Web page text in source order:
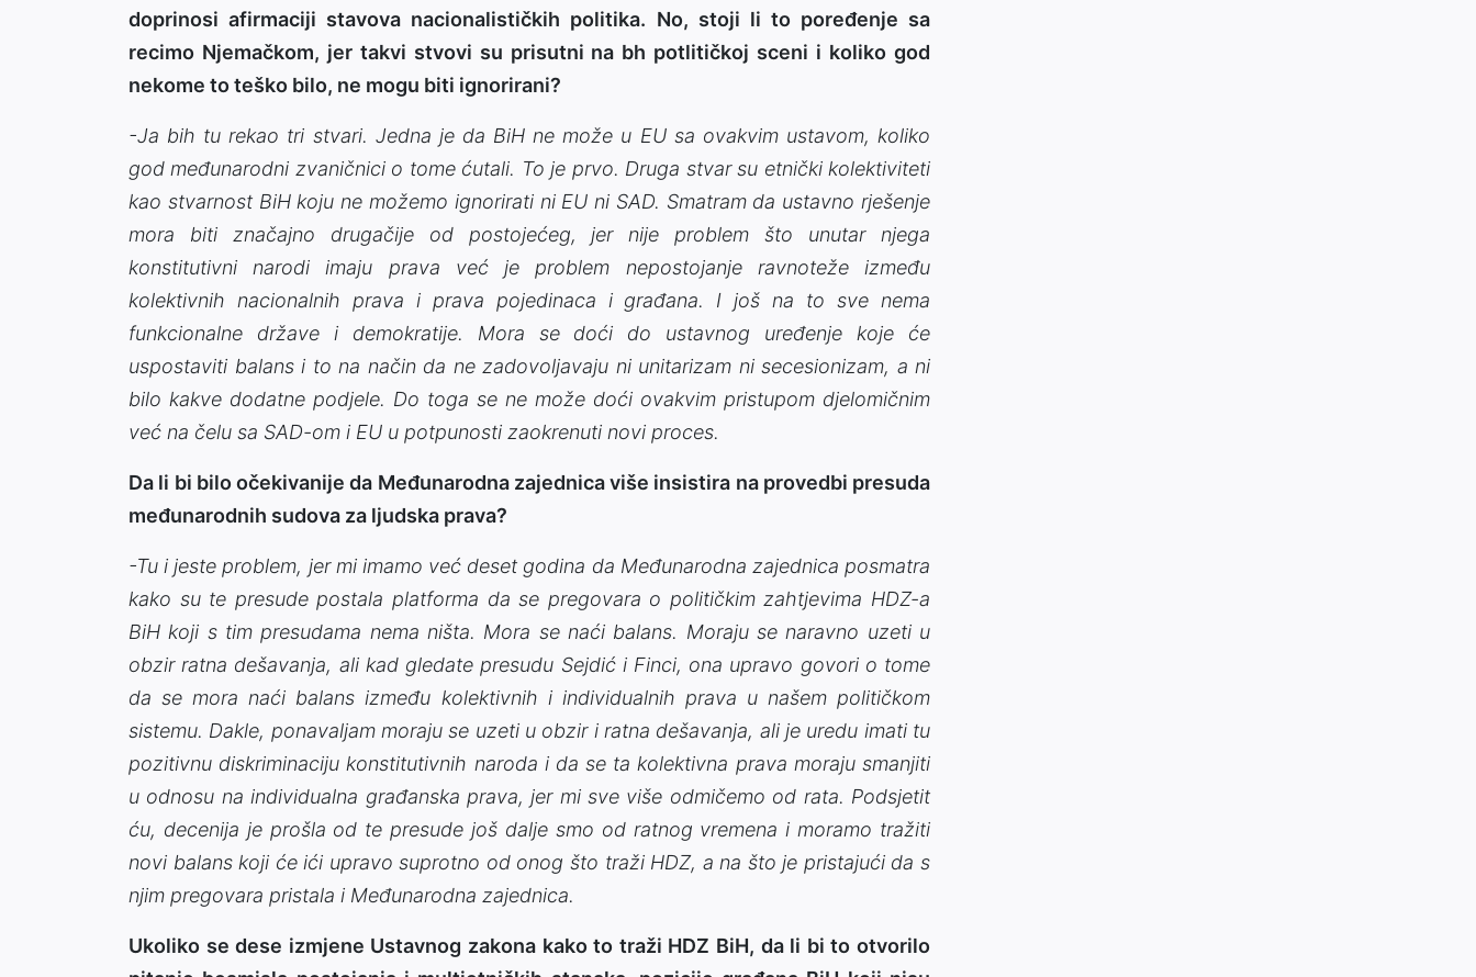
doprinosi afirmaciji stavova nacionalističkih politika. No, stoji li to poređenje sa
recimo Njemačkom, jer takvi stvovi su prisutni na bh potlitičkoj sceni i koliko god
nekome to teško bilo, ne mogu biti ignorirani?
-Ja bih tu rekao tri stvari. Jedna je da BiH ne može u EU sa ovakvim ustavom, koliko
god međunarodni zvaničnici o tome ćutali. To je prvo. Druga stvar su etnički kolektiviteti
kao stvarnost BiH koju ne možemo ignorirati ni EU ni SAD. Smatram da ustavno rješenje
mora biti značajno drugačije od postojećeg, jer nije problem što unutar njega
konstitutivni narodi imaju prava već je problem nepostojanje ravnoteže između
kolektivnih nacionalnih prava i prava pojedinaca i građana. I još na to sve nema
funkcionalne države i demokratije. Mora se doći do ustavnog uređenje koje će
uspostaviti balans i to na način da ne zadovoljavaju ni unitarizam ni secesionizam, a ni
bilo kakve dodatne podjele. Do toga se ne može doći ovakvim pristupom djelomičnim
već na čelu sa SAD-om i EU u potpunosti zaokrenuti novi proces.
Da li bi bilo očekivanije da Međunarodna zajednica više insistira na provedbi presuda
međunarodnih sudova za ljudska prava?
-Tu i jeste problem, jer mi imamo već deset godina da Međunarodna zajednica posmatra
kako su te presude postala platforma da se pregovara o političkim zahtjevima HDZ-a
BiH koji s tim presudama nema ništa. Mora se naći balans. Moraju se naravno uzeti u
obzir ratna dešavanja, ali kad gledate presudu Sejdić i Finci, ona upravo govori o tome
da se mora naći balans između kolektivnih i individualnih prava u našem političkom
sistemu. Dakle, ponavaljam moraju se uzeti u obzir i ratna dešavanja, ali je uredu imati tu
pozitivnu diskriminaciju konstitutivnih naroda i da se ta kolektivna prava moraju smanjiti
u odnosu na individualna građanska prava, jer mi sve više odmičemo od rata. Podsjetit
ću, decenija je prošla od te presude još dalje smo od ratnog vremena i moramo tražiti
novi balans koji će ići upravo suprotno od onog što traži HDZ, a na što je pristajući da s
njim pregovara pristala i Međunarodna zajednica.
Ukoliko se dese izmjene Ustavnog zakona kako to traži HDZ BiH, da li bi to otvorilo